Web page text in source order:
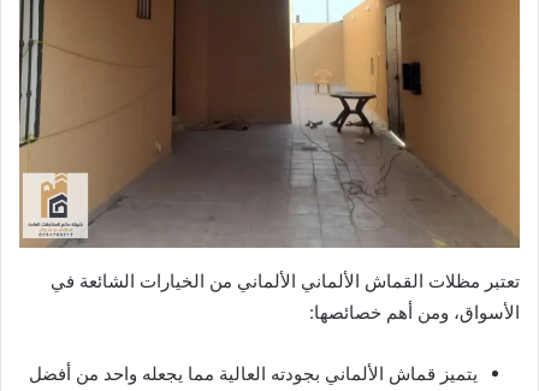
تعتبر مظلات القماش الألماني الألماني من الخيارات الشائعة في
الأسواق، ومن أهم خصائصها:
يتميز قماش الألماني بجودته العالية مما يجعله واحد من أفضل